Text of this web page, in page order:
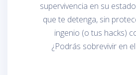
supervivencia en su
que te detenga, sin
ingenio (o tus hacks)
¿Podrás sobrevivir en